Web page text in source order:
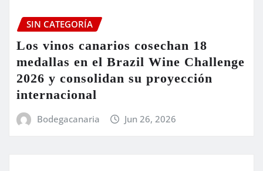
SIN CATEGORÍA
Los vinos canarios cosechan 18
medallas en el Brazil Wine Challenge
2026 y consolidan su proyección
internacional
Bodegacanaria Jun 26, 2026